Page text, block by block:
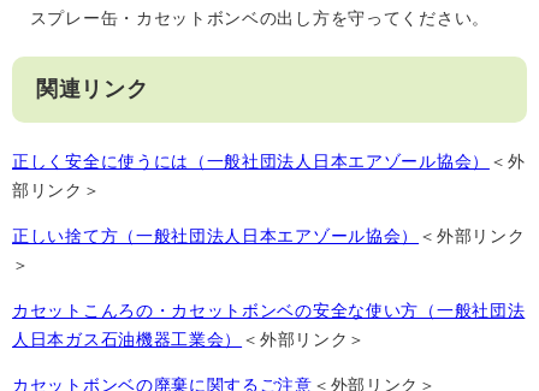
スプレー缶・カセットボンベの出し方を守ってください。
関連リンク
正しく安全に使うには（一般社団法人日本エアゾール協会）
＜外
部リンク＞
正しい捨て方（一般社団法人日本エアゾール協会）
＜外部リンク
＞
カセットこんろの・カセットボンベの安全な使い方（一般社団法
人日本ガス石油機器工業会）
＜外部リンク＞
カセットボンベの廃棄に関するご注意 ＜外部リンク＞